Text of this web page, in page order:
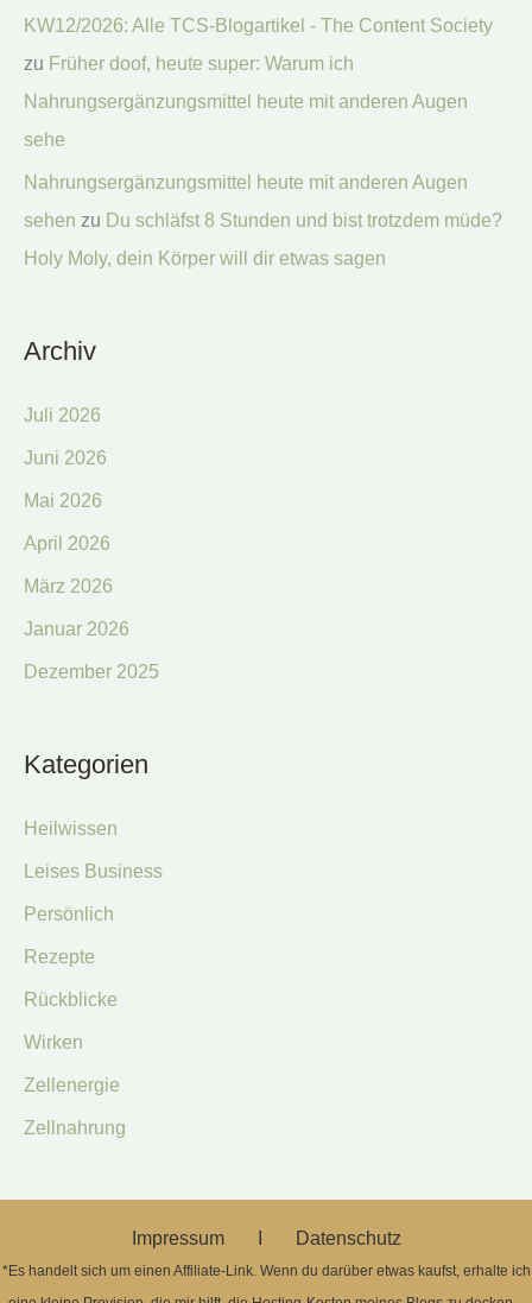
KW12/2026: Alle TCS-Blogartikel - The Content Society
zu Früher doof, heute super: Warum ich
Nahrungsergänzungsmittel heute mit anderen Augen
sehe
Nahrungsergänzungsmittel heute mit anderen Augen
sehen zu Du schläfst 8 Stunden und bist trotzdem müde?
Holy Moly, dein Körper will dir etwas sagen
Archiv
Juli 2026
Juni 2026
Mai 2026
April 2026
März 2026
Januar 2026
Dezember 2025
Kategorien
Heilwissen
Leises Business
Persönlich
Rezepte
Rückblicke
Wirken
Zellenergie
Zellnahrung
Impressum Ι Datenschutz
*Es handelt sich um einen Affiliate-Link. Wenn du darüber etwas kaufst, erhalte ich